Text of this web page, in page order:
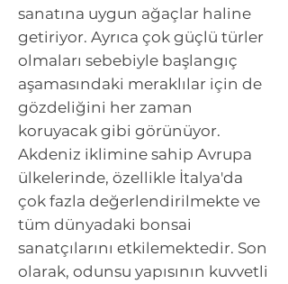
sanatına uygun ağaçlar haline
getiriyor. Ayrıca çok güçlü türler
olmaları sebebiyle başlangıç
aşamasındaki meraklılar için de
gözdeliğini her zaman
koruyacak gibi görünüyor.
Akdeniz iklimine sahip Avrupa
ülkelerinde, özellikle İtalya'da
çok fazla değerlendirilmekte ve
tüm dünyadaki bonsai
sanatçılarını etkilemektedir. Son
olarak, odunsu yapısının kuvvetli